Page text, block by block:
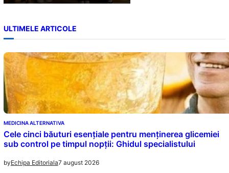
ULTIMELE ARTICOLE
MEDICINA ALTERNATIVA
Cele cinci băuturi esențiale pentru menținerea glicemiei
sub control pe timpul nopții: Ghidul specialistului
byEchipa Editoriala7 august 2026